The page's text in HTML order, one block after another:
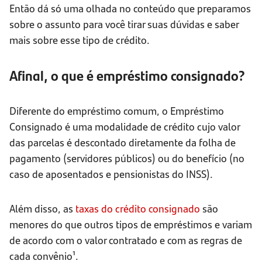
Então dá só uma olhada no conteúdo que preparamos
sobre o assunto para você tirar suas dúvidas e saber
mais sobre esse tipo de crédito.
Afinal, o que é empréstimo consignado?
Diferente do empréstimo comum, o Empréstimo
Consignado é uma modalidade de crédito cujo valor
das parcelas é descontado diretamente da folha de
pagamento (servidores públicos) ou do benefício (no
caso de aposentados e pensionistas do INSS).
Além disso, as taxas do crédito consignado são
menores do que outros tipos de empréstimos e variam
de acordo com o valor contratado e com as regras de
cada convênio¹.